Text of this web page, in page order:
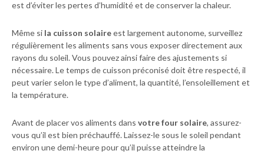
est d’éviter les pertes d’humidité et de conserver la chaleur.
Même si la cuisson solaireest largement autonome, surveillez
régulièrement les aliments sans vous exposer directement aux
rayons du soleil. Vous pouvez ainsi faire des ajustements si
nécessaire. Le temps de cuisson préconisé doit être respecté, il
peut varier selon le type d’aliment, la quantité, l’ensoleillement et
la température.
Avant de placer vos aliments dans votre four solaire, assurez-
vous qu’il est bien préchauffé. Laissez-le sous le soleil pendant
environ une demi-heure pour qu’il puisse atteindre la